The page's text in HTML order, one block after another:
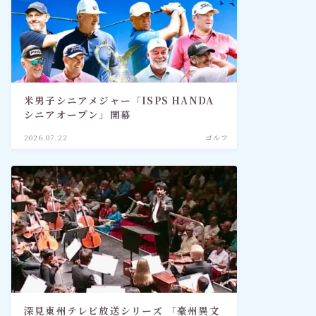
米男子シニアメジャー「ISPS HANDA
シニアオープン」開幕
2026.07.22 ゴルフ
深見東州テレビ放送シリーズ 「豪州異文